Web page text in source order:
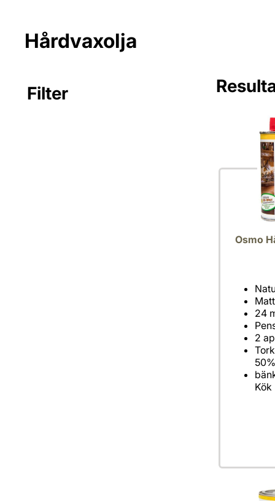
Hårdvaxolja
Filter
Inga filter
Osmo
Kök